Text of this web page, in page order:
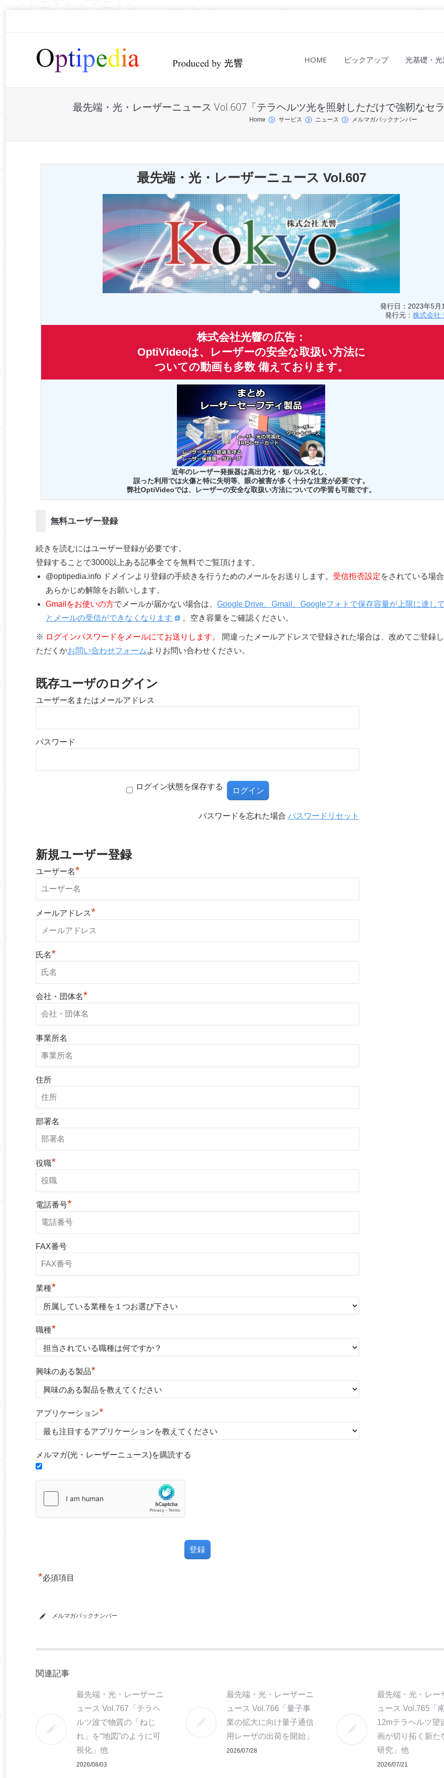
HOME ピックアップ 光基礎・
最先端・光・レーザーニュース Vol.607「テラヘルツ光を照射しただけで強靭なセ
Home サービス ニュース メルマガバックナンバー
最先端・光・レーザーニュース Vol.607
発行日：2023年5月
発行元： 株式会社
株式会社光響の広告：
OptiVideoは、レーザーの安全な取扱い方法に
ついての動画も多数 備えております。
近年のレーザー発振器は高出力化・短パルス化し、
誤った利用では火傷と特に失明等、眼の被害が多く十分な注意が必要です。
弊社OptiVideoでは、レーザーの安全な取扱い方法についての学習も可能です。
無料ユーザー登録
続きを読むにはユーザー登録が必要です。
登録することで3000以上ある記事全てを無料でご覧頂けます。
@optipedia.info ドメインより登録の手続きを行うためのメールをお送りします。 受信拒否設定をされている場
あらかじめ解除をお願いします。
Gmailをお使いの方でメールが届かない場合は、 Google Drive、Gmail、Googleフォトで保存容量が上限に達し
とメールの受信ができなくなります
。空き容量をご確認ください。
※ ログインパスワードをメールにてお送りします。
間違ったメールアドレスで登録された場合は、改めてご登録
ただくかお問い合わせフォーム よりお問い合わせください。
既存ユーザのログイン
ユーザー名またはメールアドレス
パスワード
ログイン状態を保存する
パスワードを忘れた場合 パスワードリセット
新規ユーザー登録
ユーザー名*
メールアドレス*
氏名*
会社・団体名*
事業所名
住所
部署名
役職*
電話番号*
FAX番号
業種*
職種*
興味のある製品*
アプリケーション*
メルマガ(光・レーザーニュース)を購読する
*必須項目
メルマガバックナンバー
関連記事
最先端・光・レーザーニ
ュース Vol.767「テラヘ
ルツ波で物質の「ねじ
れ」を“地図”のように可
視化」他
2026/08/03
最先端・光・レーザーニ
ュース Vol.766「量子事
業の拡大に向け量子通信
用レーザの出荷を開始」
2026/07/28
最先端・光・レー
ュース Vol.765「
12mテラヘルツ望
画が切り拓く新た
研究」他
2026/07/21